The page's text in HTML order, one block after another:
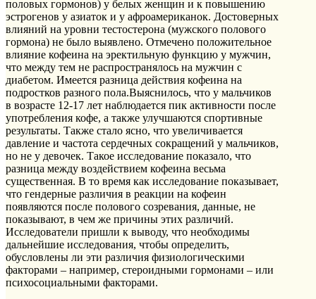
половых гормонов) у белых женщин и к повышению
эстрогенов у азиаток и у афроамериканок. Достоверных
влияний на уровни тестостерона (мужского полового
гормона) не было выявлено. Отмечено положительное
влияние кофеина на эректильную функцию у мужчин,
что между тем не распространялось на мужчин с
диабетом. Имеется разница действия кофеина на
подростков разного пола.Выяснилось, что у мальчиков
в возрасте 12-17 лет наблюдается пик активности после
употребления кофе, а также улучшаются спортивные
результаты. Также стало ясно, что увеличивается
давление и частота сердечных сокращений у мальчиков,
но не у девочек. Такое исследование показало, что
разница между воздействием кофеина весьма
существенная. В то время как исследование показывает,
что гендерные различия в реакции на кофеин
появляются после полового созревания, данные, не
показывают, в чем же причины этих различий.
Исследователи пришли к выводу, что необходимы
дальнейшие исследования, чтобы определить,
обусловлены ли эти различия физиологическими
факторами – например, стероидными гормонами – или
психосоциальными факторами.